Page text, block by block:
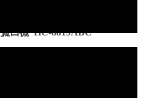
口機 HC-8819ABC